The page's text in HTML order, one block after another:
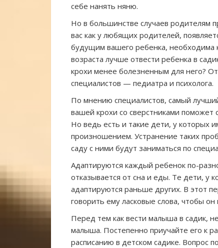
себе нанять няню.
Но в большинстве случаев родителям
вас как у любящих родителей,
будущим вашего ребенка, необходима
возраста лучше отвести ребенка в
крохи менее болезненным для него?
специалистов — педиатра и психолога.
По мнению специалистов, самый
вашей крохи со сверстниками
Но ведь есть и такие дети, у которых
произношением. Устранение таких
саду с ними будут заниматься по
Адаптируются каждый ребенок по-
отказывается от сна и еды. Те дети, у
адаптируются раньше других. В этот
говорить ему ласковые слова, чтобы
Перед тем как вести малыша в садик,
малыша. Постепенно приучайте его к
расписанию в детском садике. Вопрос